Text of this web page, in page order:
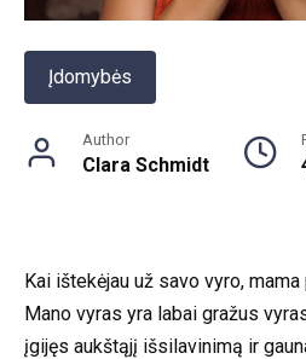
Įdomybės
Author
Clara Schmidt
Kai ištekėjau už savo vyro,
Mano vyras yra labai gražus
įgijęs aukštąjį išsilavinimą ir